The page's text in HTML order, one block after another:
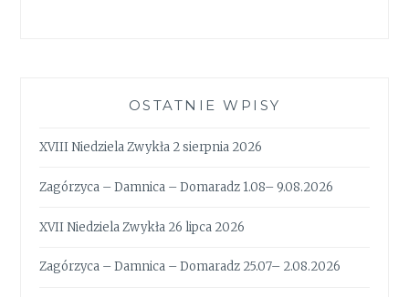
OSTATNIE WPISY
XVIII Niedziela Zwykła 2 sierpnia 2026
Zagórzyca – Damnica – Domaradz 1.08– 9.08.2026
XVII Niedziela Zwykła 26 lipca 2026
Zagórzyca – Damnica – Domaradz 25.07– 2.08.2026